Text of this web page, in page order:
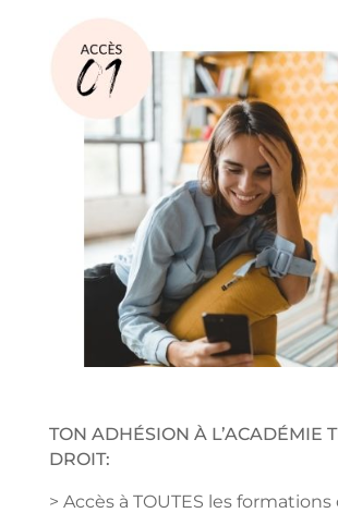
TON ADHÉSION À L’ACADÉMIE
DROIT:
> Accès à TOUTES les formations